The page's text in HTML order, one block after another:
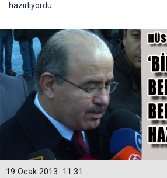
hazırlıyordu
11:31
19 Ocak 2013